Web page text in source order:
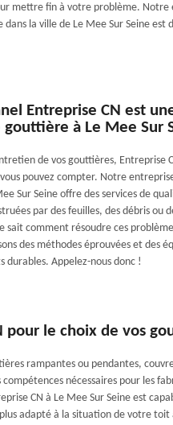
mettre fin à votre problème. Notre
la ville de Le Mee Sur Seine est
Entreprise CN est
à Le Mee Sur
de vos gouttières, Entreprise
pouvez compter. Notre
Sur Seine offre des services de
par des feuilles, des débris ou
sait comment résoudre ces
des méthodes éprouvées et des
durables. Appelez-nous donc !
pour le choix de vos
rampantes ou pendantes,
compétences nécessaires pour les
CN à Le Mee Sur Seine est
adapté à la situation de votre toit